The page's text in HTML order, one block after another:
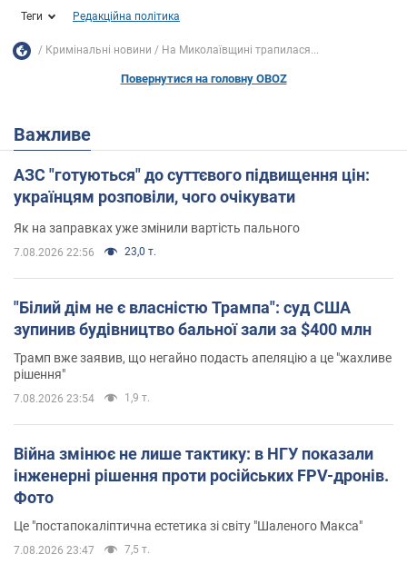
Теги Редакційна політика
Кримінальні новини На Миколаївщині трапилася...
Повернутися на головну OBOZ
Важливе
АЗС "готуються" до суттєвого підвищення цін:
українцям розповіли, чого очікувати
Як на заправках уже змінили вартість пального
7.08.2026 22:56 23,0 т.
"Білий дім не є власністю Трампа": суд США
зупинив будівництво бальної зали за $400 млн
Трамп вже заявив, що негайно подасть апеляцію а це "жахливе
рішення"
7.08.2026 23:54 1,9 т.
Війна змінює не лише тактику: в НГУ показали
інженерні рішення проти російських FPV-дронів.
Фото
Це "постапокаліптична естетика зі світу "Шаленого Макса"
7.08.2026 23:47 7,5 т.